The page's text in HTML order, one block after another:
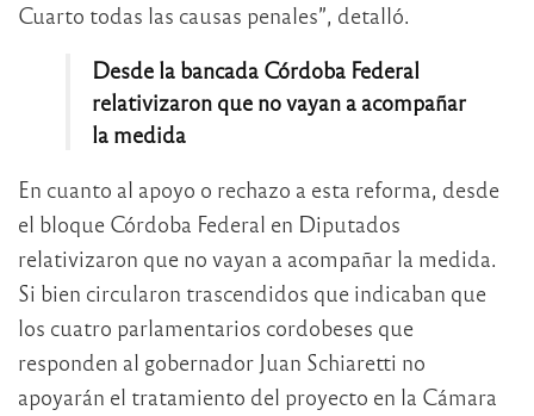
Cuarto todas las causas penales”, detalló.
Desde la bancada Córdoba Federal
relativizaron que no vayan a acompañar
la medida
En cuanto al apoyo o rechazo a esta reforma, desde
el bloque Córdoba Federal en Diputados
relativizaron que no vayan a acompañar la medida.
Si bien circularon trascendidos que indicaban que
los cuatro parlamentarios cordobeses que
responden al gobernador Juan Schiaretti no
apoyarán el tratamiento del proyecto en la Cámara